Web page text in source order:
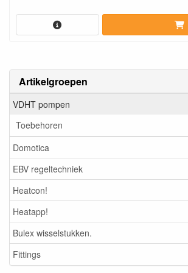
Artikelgroepen
VDHT pompen
Toebehoren
Domotica
EBV regeltechniek
Heatcon!
Heatapp!
Bulex wisselstukken.
Fittings
»Gebaseerd op 500.000 keer testen in
omstandigheden